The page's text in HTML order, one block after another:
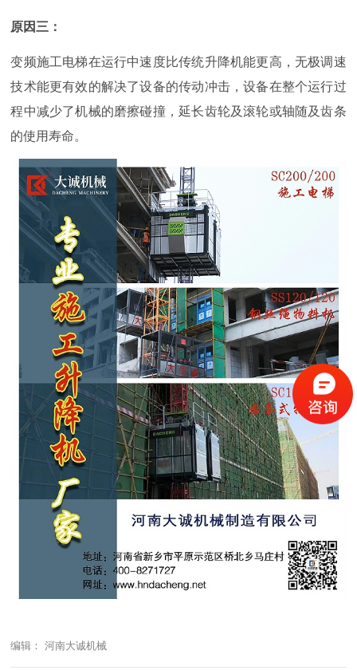
原因三：
变频施工电梯在运行中速度比传统升降机能更高，无极调速
技术能更有效的解决了设备的传动冲击，设备在整个运行过
程中减少了机械的磨擦碰撞，延长齿轮及滚轮或轴随及齿条
的使用寿命。
编辑： 河南大诚机械